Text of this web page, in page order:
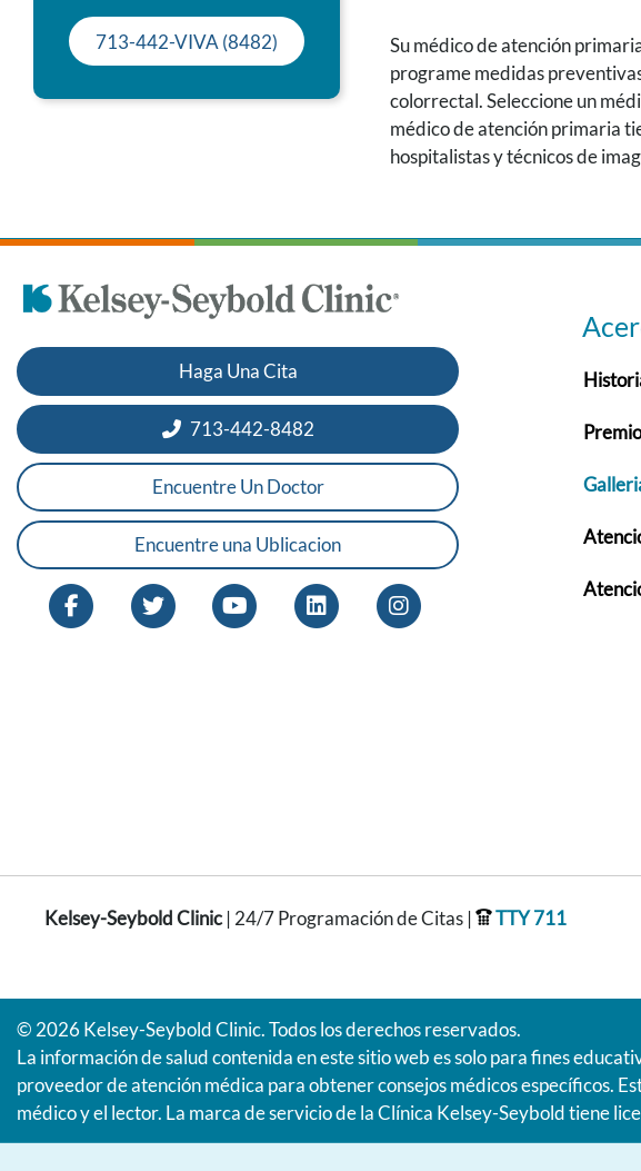
713-442-VIVA (8482)
Su médico de atención
programe medidas
colorrectal. Seleccione un
médico de atención primaria
hospitalistas y técnicos de
Haga Una Cita
713-442-8482
Encuentre Un Doctor
Encuentre una Ublicacion
Kelsey-Seybold Clinic| 24/7 Programación de Citas | TTY 711
© 2026 Kelsey-Seybold Clinic. Todos los derechos reservados.
La información de salud contenida en este sitio web es solo para fines
proveedor de atención médica para obtener consejos médicos específicos.
médico y el lector. La marca de servicio de la Clínica Kelsey-Seybold tiene